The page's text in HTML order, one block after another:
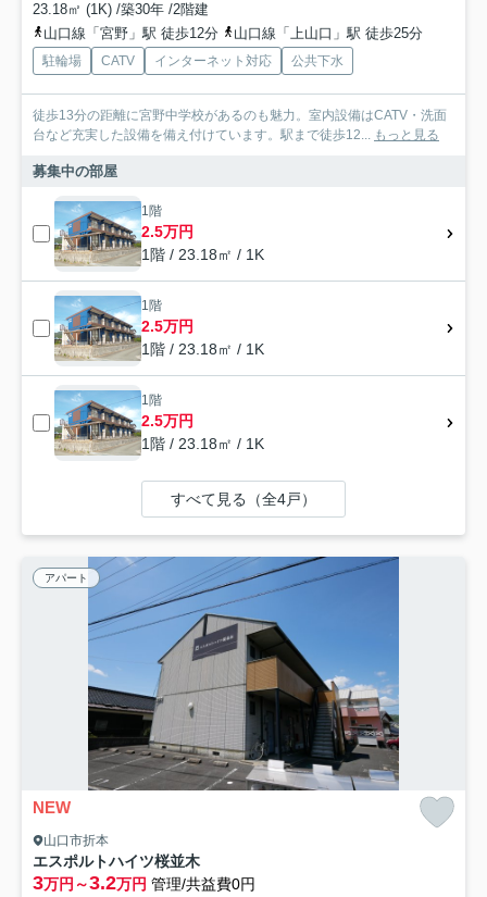
23.18㎡ (1K) /築30年 /2階建
山口線「宮野」駅 徒歩12分
山口線「上山口」駅 徒歩25分
駐輪場 CATV インターネット対応 公共下水
徒歩13分の距離に宮野中学校があるのも魅力。室内設備はCATV・洗面
台など充実した設備を備え付けています。駅まで徒歩12... もっと見る
募集中の部屋
1階
2.5万円
1階 / 23.18㎡ / 1K
1階
2.5万円
1階 / 23.18㎡ / 1K
1階
2.5万円
1階 / 23.18㎡ / 1K
すべて見る（全4戸）
アパート
NEW
山口市折本
エスポルトハイツ桜並木
3万円～3.2万円 管理/共益費0円